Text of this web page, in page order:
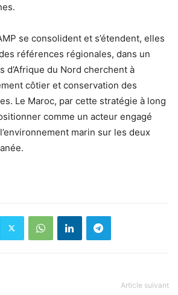
se consolident et s’étendent, elles
références régionales, dans un
d’Afrique du Nord cherchent à
côtier et conservation des
Le Maroc, par cette stratégie à long
comme un acteur engagé
marin sur les deux
Article suivant